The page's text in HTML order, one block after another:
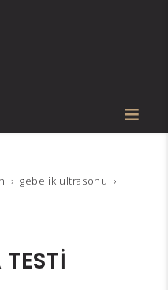
gebeli̇k ultrasonu